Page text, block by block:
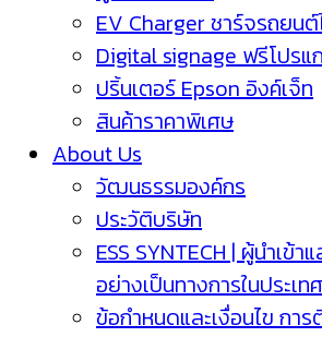
EV Charger ชาร์จรถยน
Digital signage ฟรีโปรแ
ปริ้นเตอร์ Epson อิงค์เจ็ท
สินค้าราคาพิเศษ
About Us
วัฒนธรรมองค์กร
ประวัติบริษัท
ESS SYNTECH | ผู้นำเข้
อย่างเป็นทางการในประเท
ข้อกำหนดและเงื่อนไข กา